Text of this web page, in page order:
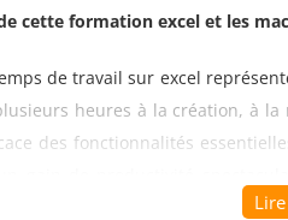
cette formation excel et les
de travail sur excel
heures à la création, à
des fonctionnalités
des heures de travail manuel